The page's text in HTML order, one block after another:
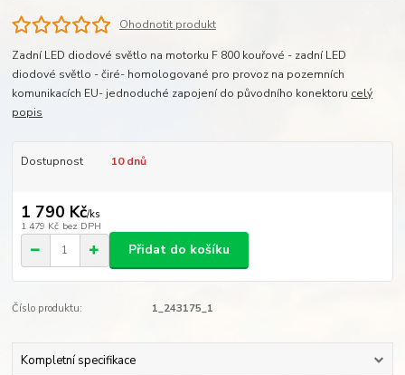
Ohodnotit produkt
Zadní LED diodové světlo na motorku F 800 kouřové - zadní LED
diodové světlo - čiré- homologované pro provoz na pozemních
komunikacích EU- jednoduché zapojení do původního konektoru celý
popis
Dostupnost 10 dnů
1 790 Kč/ks
1 479 Kč bez DPH
Přidat do košíku
Číslo produktu: 1_243175_1
Kompletní specifikace